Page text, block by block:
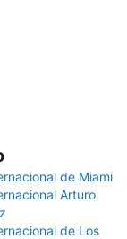
de Miami
Arturo
de Los